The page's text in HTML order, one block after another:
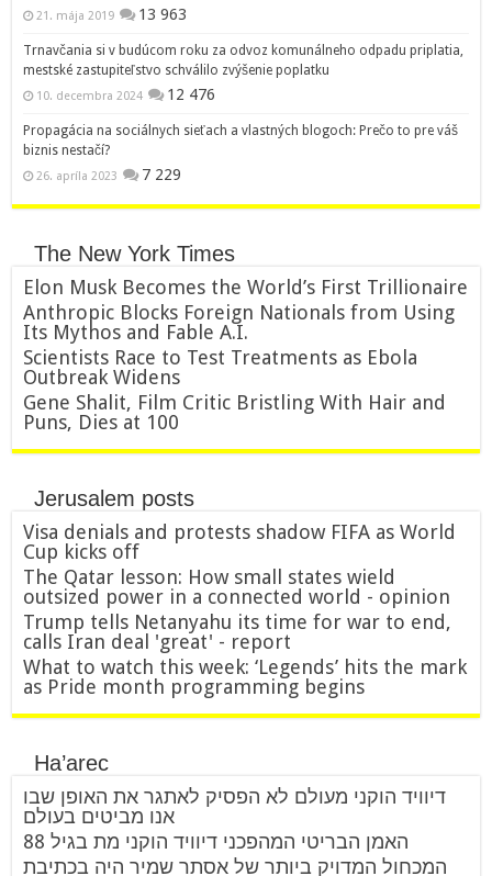
21. mája 2019 13 963
Trnavčania si v budúcom roku za odvoz komunálneho odpadu priplatia,
mestské zastupiteľstvo schválilo zvýšenie poplatku
10. decembra 2024 12 476
Propagácia na sociálnych sieťach a vlastných blogoch: Prečo to pre váš
biznis nestačí?
26. apríla 2023 7 229
The New York Times
Elon Musk Becomes the World’s First Trillionaire
Anthropic Blocks Foreign Nationals from Using
Its Mythos and Fable A.I.
Scientists Race to Test Treatments as Ebola
Outbreak Widens
Gene Shalit, Film Critic Bristling With Hair and
Puns, Dies at 100
Jerusalem posts
Visa denials and protests shadow FIFA as World
Cup kicks off
The Qatar lesson: How small states wield
outsized power in a connected world - opinion
Trump tells Netanyahu its time for war to end,
calls Iran deal 'great' - report
What to watch this week: ‘Legends’ hits the mark
as Pride month programming begins
Ha’arec
דיוויד הוקני מעולם לא הפסיק לאתגר את האופן שבו
אנו מביטים בעולם
האמן הבריטי המהפכני דיוויד הוקני מת בגיל 88
המכחול המדויק ביותר של אסתר שמיר היה בכתיבת